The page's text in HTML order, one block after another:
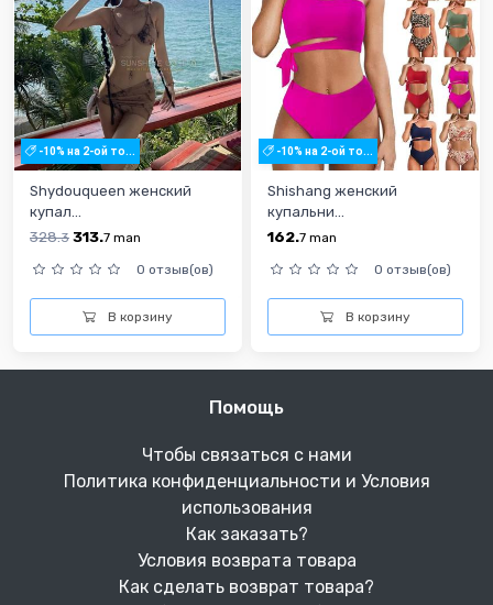
-10% на 2-ой то...
Shydouqueen женский
купал...
328.3 313.7 man
0 отзыв(ов)
В корзину
-10% на 2-ой то...
Shishang женский
купальни...
162.7 man
0 отзыв(ов)
В корзину
Помощь
Чтобы связаться с нами
Политика конфиденциальности и Условия
использования
Как заказать?
Условия возврата товара
Как сделать возврат товара?